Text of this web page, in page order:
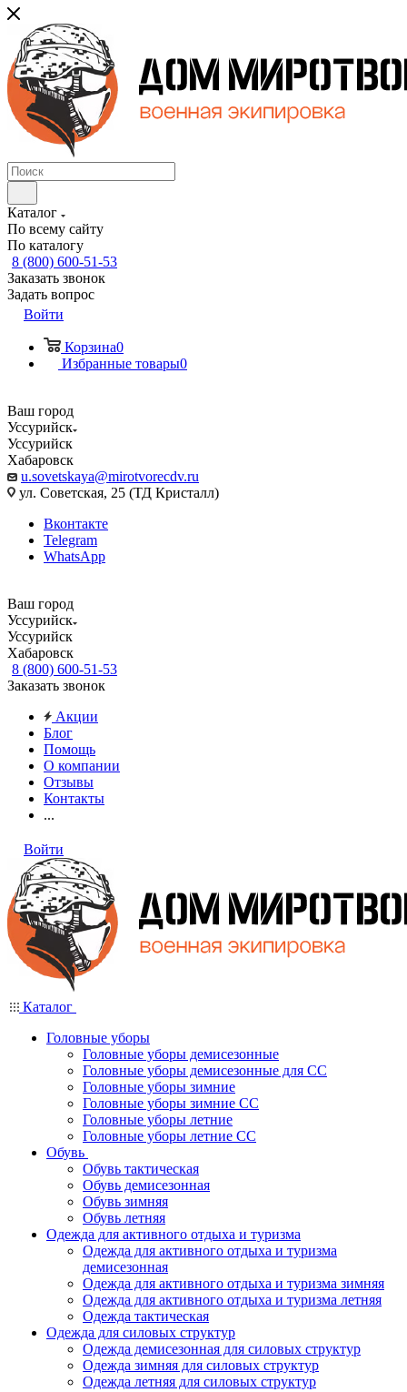
Каталог
По всему сайту
По каталогу
8 (800) 600-51-53
Заказать звонок
Задать вопрос
Войти
Корзина0
Избранные товары0
Ваш город
Уссурийск
Уссурийск
Хабаровск
u.sovetskaya@mirotvorecdv.ru
ул. Советская, 25 (ТД Кристалл)
Вконтакте
Telegram
WhatsApp
Ваш город
Уссурийск
Уссурийск
Хабаровск
8 (800) 600-51-53
Заказать звонок
Акции
Блог
Помощь
О компании
Отзывы
Контакты
...
Войти
Каталог
Головные уборы
Головные уборы демисезонные
Головные уборы демисезонные для СС
Головные уборы зимние
Головные уборы зимние СС
Головные уборы летние
Головные уборы летние СС
Обувь
Обувь тактическая
Обувь демисезонная
Обувь зимняя
Обувь летняя
Одежда для активного отдыха и туризма
Одежда для активного отдыха и туризма
демисезонная
Одежда для активного отдыха и туризма зимняя
Одежда для активного отдыха и туризма летняя
Одежда тактическая
Одежда для силовых структур
Одежда демисезонная для силовых структур
Одежда зимняя для силовых структур
Одежда летняя для силовых структур